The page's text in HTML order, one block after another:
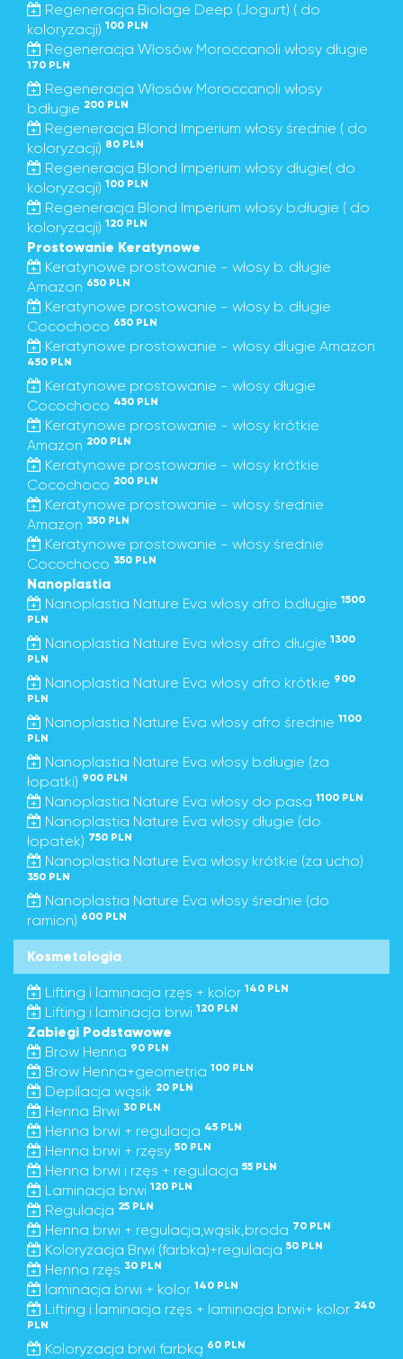
Regeneracja Biolage Deep (Jogurt) ( do
koloryzacji) 100 PLN
Regeneracja Włosów Moroccanoli włosy długie
170 PLN
Regeneracja Włosów Moroccanoli włosy
b.długie 200 PLN
Regeneracja Blond Imperium włosy średnie ( do
koloryzacji) 80 PLN
Regeneracja Blond Imperium włosy długie( do
koloryzacji) 100 PLN
Regeneracja Blond Imperium włosy b.długie ( do
koloryzacji) 120 PLN
Prostowanie Keratynowe
Keratynowe prostowanie - włosy b. długie
Amazon 650 PLN
Keratynowe prostowanie - włosy b. długie
Cocochoco 650 PLN
Keratynowe prostowanie - włosy długie Amazon
450 PLN
Keratynowe prostowanie - włosy długie
Cocochoco 450 PLN
Keratynowe prostowanie - włosy krótkie
Amazon 200 PLN
Keratynowe prostowanie - włosy krótkie
Cocochoco 200 PLN
Keratynowe prostowanie - włosy średnie
Amazon 350 PLN
Keratynowe prostowanie - włosy średnie
Cocochoco 350 PLN
Nanoplastia
Nanoplastia Nature Eva włosy afro b.długie 1500
PLN
Nanoplastia Nature Eva włosy afro długie 1300
PLN
Nanoplastia Nature Eva włosy afro krótkie 900
PLN
Nanoplastia Nature Eva włosy afro średnie 1100
PLN
Nanoplastia Nature Eva włosy b.długie (za
łopatki) 900 PLN
Nanoplastia Nature Eva włosy do pasa 1100 PLN
Nanoplastia Nature Eva włosy długie (do
łopatek) 750 PLN
Nanoplastia Nature Eva włosy krótkie (za ucho)
350 PLN
Nanoplastia Nature Eva włosy średnie (do
ramion) 600 PLN
Kosmetologia
Lifting i laminacja rzęs + kolor 140 PLN
Lifting i laminacja brwi 120 PLN
Zabiegi Podstawowe
Brow Henna 90 PLN
Brow Henna+geometria 100 PLN
Depilacja wąsik 20 PLN
Henna Brwi 30 PLN
Henna brwi + regulacja 45 PLN
Henna brwi + rzęsy 50 PLN
Henna brwi i rzęs + regulacja 55 PLN
Laminacja brwi 120 PLN
Regulacja 25 PLN
Henna brwi + regulacja,wąsik,broda 70 PLN
Koloryzacja Brwi (farbka)+regulacja 50 PLN
Henna rzęs 30 PLN
laminacja brwi + kolor 140 PLN
Lifting i laminacja rzęs + laminacja brwi+ kolor 240
PLN
Koloryzacja brwi farbką 60 PLN